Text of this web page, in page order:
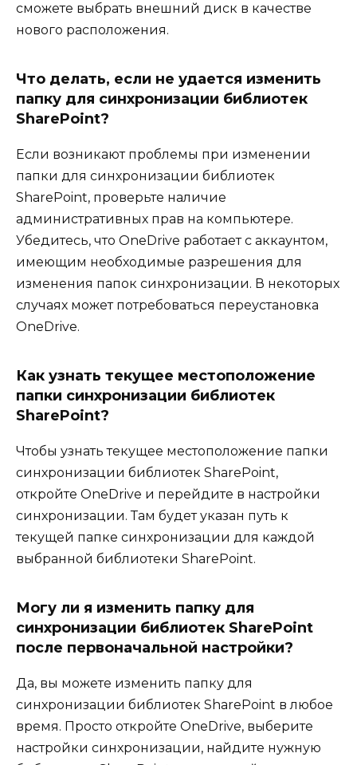
сможете выбрать внешний диск в качестве
нового расположения.
Что делать, если не удается изменить
папку для синхронизации библиотек
SharePoint?
Если возникают проблемы при изменении
папки для синхронизации библиотек
SharePoint, проверьте наличие
административных прав на компьютере.
Убедитесь, что OneDrive работает с аккаунтом,
имеющим необходимые разрешения для
изменения папок синхронизации. В некоторых
случаях может потребоваться переустановка
OneDrive.
Как узнать текущее местоположение
папки синхронизации библиотек
SharePoint?
Чтобы узнать текущее местоположение папки
синхронизации библиотек SharePoint,
откройте OneDrive и перейдите в настройки
синхронизации. Там будет указан путь к
текущей папке синхронизации для каждой
выбранной библиотеки SharePoint.
Могу ли я изменить папку для
синхронизации библиотек SharePoint
после первоначальной настройки?
Да, вы можете изменить папку для
синхронизации библиотек SharePoint в любое
время. Просто откройте OneDrive, выберите
настройки синхронизации, найдите нужную